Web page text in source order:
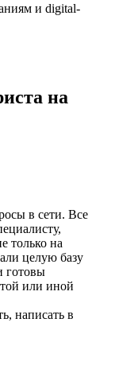
и digital-
на
в сети. Все
только на
целую базу
готовы
или иной
написать в